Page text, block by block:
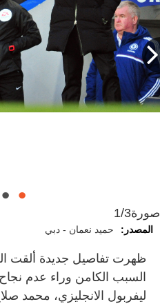
صورة1/3
المصدر: حميد نعمان - دبي
ظهرت تفاصيل جديدة ألقت
السبب الكامن وراء عدم
ليفربول الانجليزي، محمد